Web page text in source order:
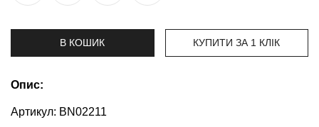
Жіночі
В КОШИК КУПИТИ ЗА 1 КЛIК
Опис:
Артикул: BN02211